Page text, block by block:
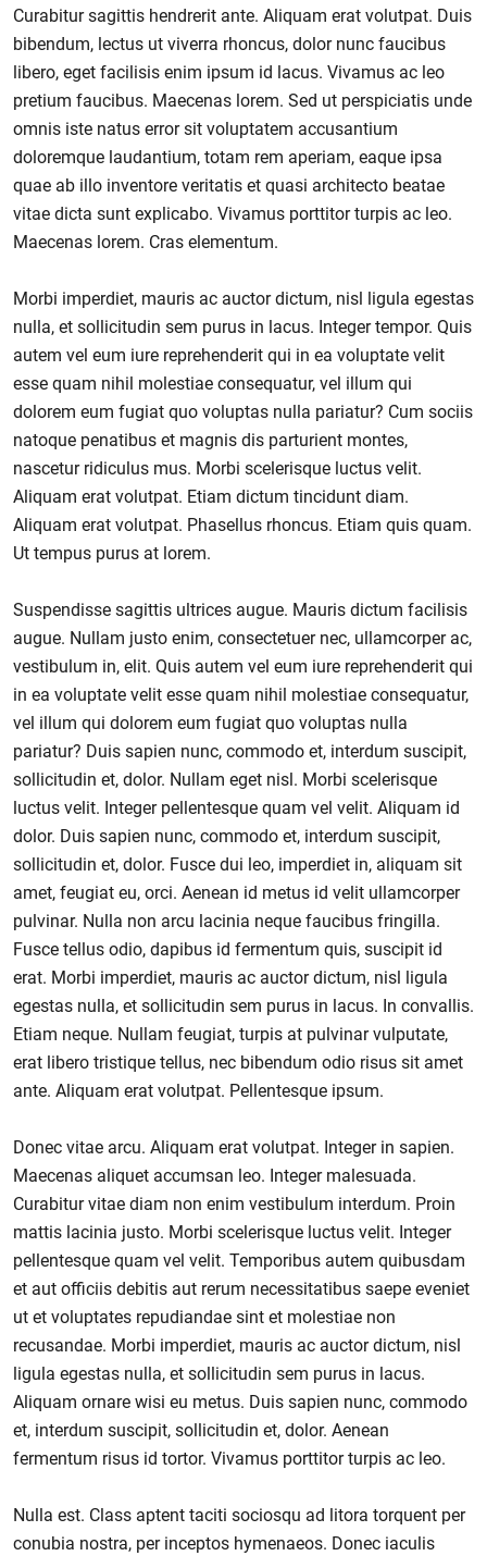
Curabitur sagittis hendrerit ante. Aliquam erat volutpat. Duis
bibendum, lectus ut viverra rhoncus, dolor nunc faucibus
libero, eget facilisis enim ipsum id lacus. Vivamus ac leo
pretium faucibus. Maecenas lorem. Sed ut perspiciatis unde
omnis iste natus error sit voluptatem accusantium
doloremque laudantium, totam rem aperiam, eaque ipsa
quae ab illo inventore veritatis et quasi architecto beatae
vitae dicta sunt explicabo. Vivamus porttitor turpis ac leo.
Maecenas lorem. Cras elementum.
Morbi imperdiet, mauris ac auctor dictum, nisl ligula egestas
nulla, et sollicitudin sem purus in lacus. Integer tempor. Quis
autem vel eum iure reprehenderit qui in ea voluptate velit
esse quam nihil molestiae consequatur, vel illum qui
dolorem eum fugiat quo voluptas nulla pariatur? Cum sociis
natoque penatibus et magnis dis parturient montes,
nascetur ridiculus mus. Morbi scelerisque luctus velit.
Aliquam erat volutpat. Etiam dictum tincidunt diam.
Aliquam erat volutpat. Phasellus rhoncus. Etiam quis quam.
Ut tempus purus at lorem.
Suspendisse sagittis ultrices augue. Mauris dictum facilisis
augue. Nullam justo enim, consectetuer nec, ullamcorper ac,
vestibulum in, elit. Quis autem vel eum iure reprehenderit qui
in ea voluptate velit esse quam nihil molestiae consequatur,
vel illum qui dolorem eum fugiat quo voluptas nulla
pariatur? Duis sapien nunc, commodo et, interdum suscipit,
sollicitudin et, dolor. Nullam eget nisl. Morbi scelerisque
luctus velit. Integer pellentesque quam vel velit. Aliquam id
dolor. Duis sapien nunc, commodo et, interdum suscipit,
sollicitudin et, dolor. Fusce dui leo, imperdiet in, aliquam sit
amet, feugiat eu, orci. Aenean id metus id velit ullamcorper
pulvinar. Nulla non arcu lacinia neque faucibus fringilla.
Fusce tellus odio, dapibus id fermentum quis, suscipit id
erat. Morbi imperdiet, mauris ac auctor dictum, nisl ligula
egestas nulla, et sollicitudin sem purus in lacus. In convallis.
Etiam neque. Nullam feugiat, turpis at pulvinar vulputate,
erat libero tristique tellus, nec bibendum odio risus sit amet
ante. Aliquam erat volutpat. Pellentesque ipsum.
Donec vitae arcu. Aliquam erat volutpat. Integer in sapien.
Maecenas aliquet accumsan leo. Integer malesuada.
Curabitur vitae diam non enim vestibulum interdum. Proin
mattis lacinia justo. Morbi scelerisque luctus velit. Integer
pellentesque quam vel velit. Temporibus autem quibusdam
et aut officiis debitis aut rerum necessitatibus saepe eveniet
ut et voluptates repudiandae sint et molestiae non
recusandae. Morbi imperdiet, mauris ac auctor dictum, nisl
ligula egestas nulla, et sollicitudin sem purus in lacus.
Aliquam ornare wisi eu metus. Duis sapien nunc, commodo
et, interdum suscipit, sollicitudin et, dolor. Aenean
fermentum risus id tortor. Vivamus porttitor turpis ac leo.
Nulla est. Class aptent taciti sociosqu ad litora torquent per
conubia nostra, per inceptos hymenaeos. Donec iaculis